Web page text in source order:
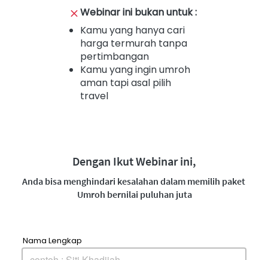
Webinar ini bukan untuk :
Kamu yang hanya cari
harga termurah tanpa
pertimbangan
Kamu yang ingin umroh
aman tapi asal pilih
travel
Dengan Ikut Webinar ini,
Anda bisa menghindari kesalahan dalam memilih paket
Umroh bernilai puluhan juta
Nama Lengkap